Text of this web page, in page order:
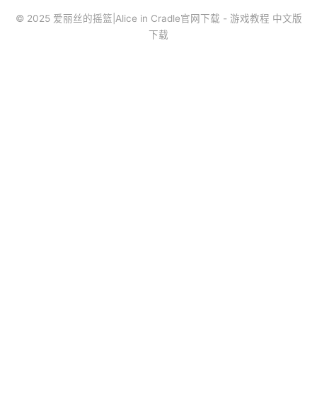
© 2025 爱丽丝的摇篮|Alice in Cradle官网下载 - 游戏教程 中文版
下载